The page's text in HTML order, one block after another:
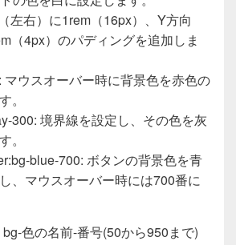
左右）に1rem（16px）、Y方向
（4px）のパディングを追加しま
マウスオーバー時に背景色を赤色の
。
300: 境界線を設定し、その色を灰
。
blue-700: ボタンの背景色を青
、マウスオーバー時には700番に
色の名前-番号(50から950まで)